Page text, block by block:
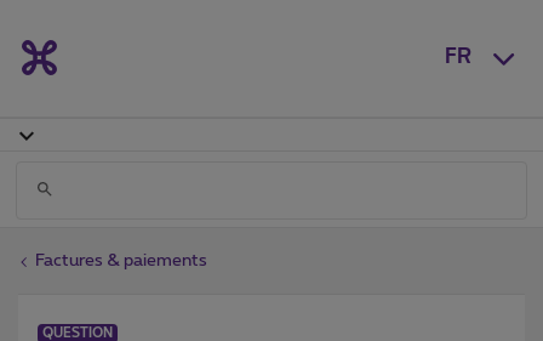
FR
Factures & paiements
QUESTION